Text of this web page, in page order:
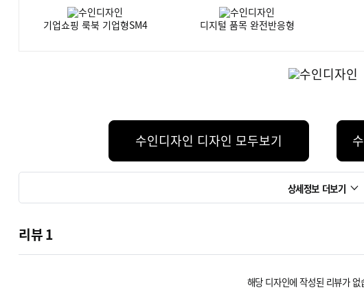
기업쇼핑 룩북 기업형SM4 디지털 품목 완전반응형
수인디자인 디자인 모두보기
상세정보 더보기
리뷰1
해당 디자인에 작성된 리뷰가 없